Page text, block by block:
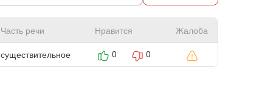
Часть речи Нравится Жалоба
существительное 0 0